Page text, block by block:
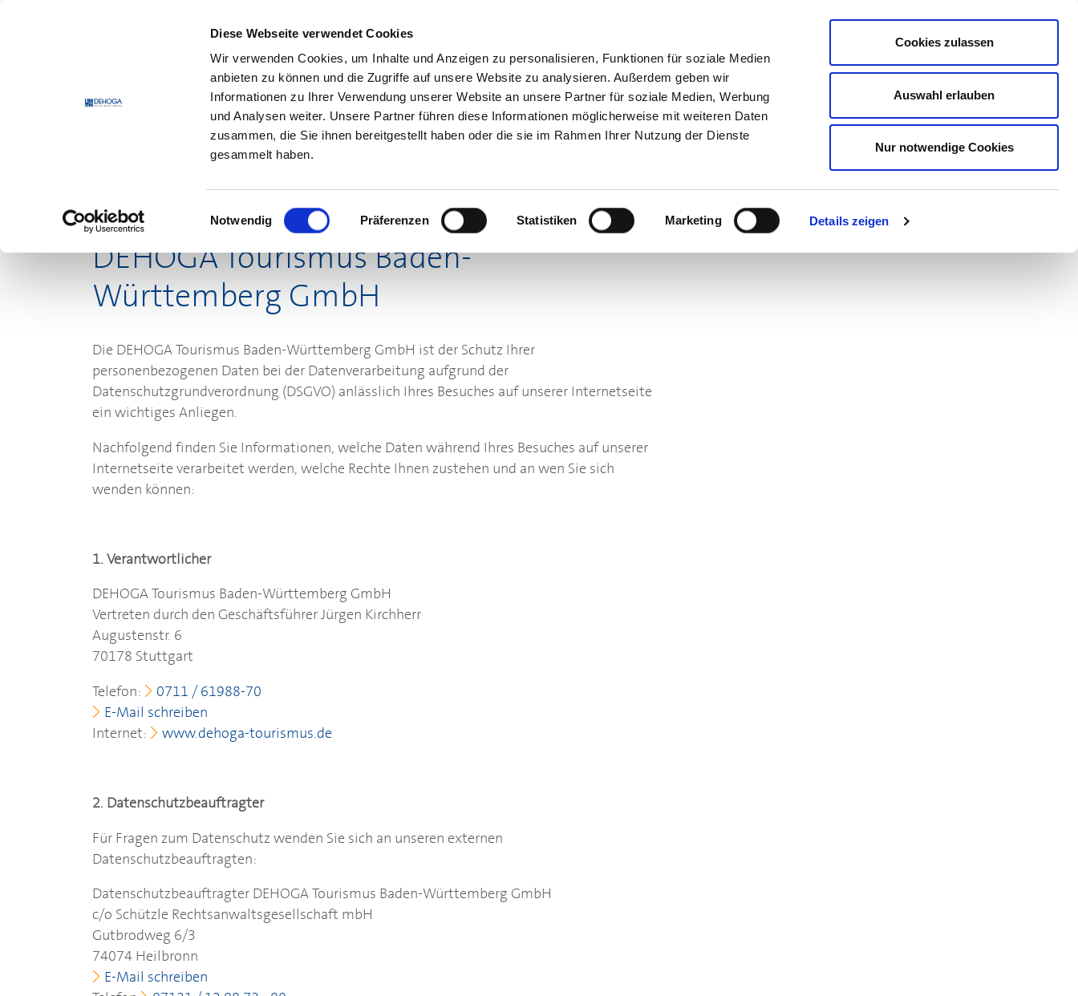
Diese Webseite verwendet Cookies
Wir verwenden Cookies, um Inhalte und Anzeigen zu personalisieren, Funktionen für soziale Medien
anbieten zu können und die Zugriffe auf unsere Website zu analysieren. Außerdem geben wir
Informationen zu Ihrer Verwendung unserer Website an unsere Partner für soziale Medien, Werbung
und Analysen weiter. Unsere Partner führen diese Informationen möglicherweise mit weiteren Daten
zusammen, die Sie ihnen bereitgestellt haben oder die sie im Rahmen Ihrer Nutzung der Dienste
gesammelt haben.
Einwilligungsauswahl
Notwendig Präferenzen Statistiken Marketing Details zeigen
Cookies zulassen
Auswahl erlauben
Nur notwendige Cookies
DEHOGA MITMACHEN INFORMIEREN SPAREN & PARTNER BERATEN AUSZEICHNEN
Datenschutzhinweise
DEHOGATourismus Baden-
Württemberg GmbH
Die DEHOGATourismus Baden-Württemberg GmbH ist der Schutz Ihrer
personenbezogenen Daten bei der Datenverarbeitung aufgrund der
Datenschutzgrundverordnung (DSGVO) anlässlich Ihres Besuches auf unserer Internetseite
ein wichtiges Anliegen.
Nachfolgend finden Sie Informationen, welche Daten während Ihres Besuches auf unserer
Internetseite verarbeitet werden, welche Rechte Ihnen zustehen und an wen Sie sich
wenden können:
1. Verantwortlicher
DEHOGATourismus Baden-Württemberg GmbH
Vertreten durch den Geschäftsführer Jürgen Kirchherr
Augustenstr. 6
70178 Stuttgart
Telefon:
0711 / 61988-70
E-Mail schreiben
Internet:
www.dehoga-tourismus.de
2. Datenschutzbeauftragter
Für Fragen zum Datenschutz wenden Sie sich an unseren externen
Datenschutzbeauftragten:
Datenschutzbeauftragter DEHOGATourismus Baden-Württemberg GmbH
c/o Schützle Rechtsanwaltsgesellschaft mbH
Gutbrodweg 6/3
74074 Heilbronn
E-Mail schreiben